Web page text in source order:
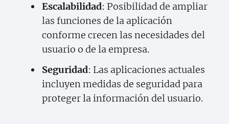
Escalabilidad: Posibilidad de ampliar
las funciones de la aplicación
conforme crecen las necesidades del
usuario o de la empresa.
Seguridad: Las aplicaciones actuales
incluyen medidas de seguridad para
proteger la información del usuario.